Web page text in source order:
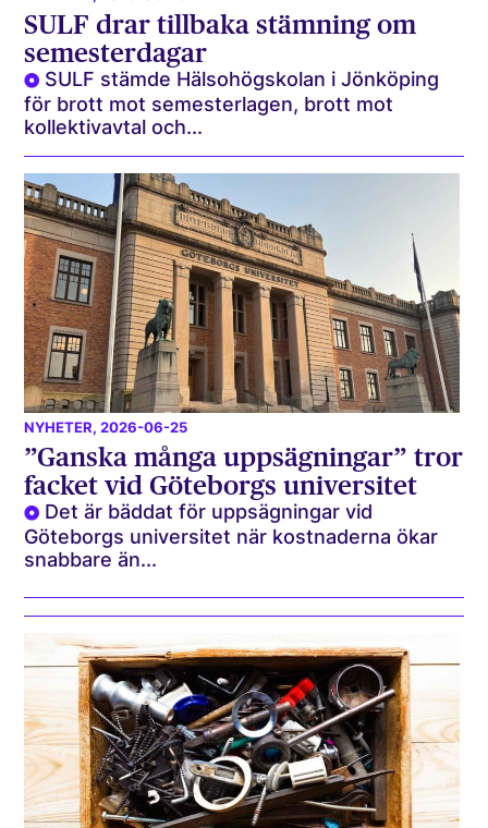
SULF drar tillbaka stämning om
semesterdagar
SULF stämde Hälsohögskolan i Jönköping
för brott mot semesterlagen, brott mot
kollektivavtal och...
NYHETER, 2026-06-25
”Ganska många uppsägningar” tror
facket vid Göteborgs universitet
Det är bäddat för uppsägningar vid
Göteborgs universitet när kostnaderna ökar
snabbare än...